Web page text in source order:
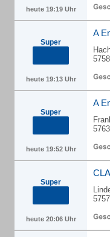
heute 19:19 Uhr
Super
heute 19:13 Uhr
A
Super
heute 19:52 Uhr
A
Super
heute 20:06 Uhr